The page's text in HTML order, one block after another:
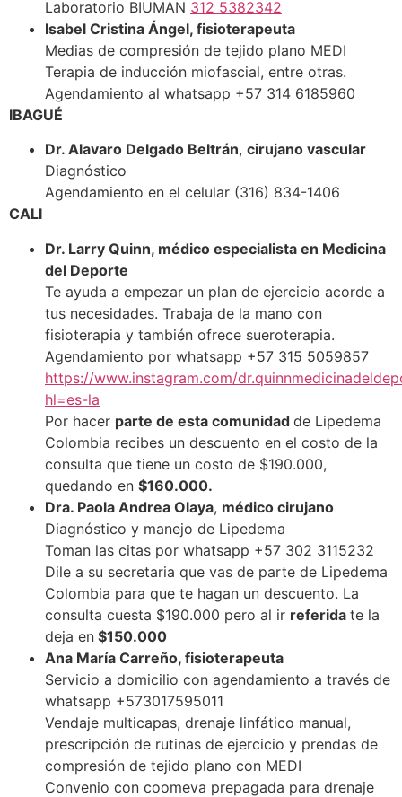
Laboratorio BIUMAN 312 5382342
Isabel Cristina Ángel, fisioterapeuta
Medias de compresión de tejido plano MEDI
Terapia de inducción miofascial, entre otras.
Agendamiento al whatsapp +57 314 6185960
IBAGUÉ
Dr. Alavaro Delgado Beltrán, cirujano vascular
Diagnóstico
Agendamiento en el celular (316) 834-1406
CALI
Dr. Larry Quinn, médico especialista en Medicina
del Deporte
Te ayuda a empezar un plan de ejercicio acorde a
tus necesidades. Trabaja de la mano con
fisioterapia y también ofrece sueroterapia.
Agendamiento por whatsapp +57 315 5059857
https://www.instagram.com/
hl=es-la
Por hacer parte de esta comunidad de Lipedema
Colombia recibes un descuento en el costo de la
consulta que tiene un costo de $190.000,
quedando en $160.000.
Dra. Paola Andrea Olaya, médico cirujano
Diagnóstico y manejo de Lipedema
Toman las citas por whatsapp +57 302 3115232
Dile a su secretaria que vas de parte de Lipedema
Colombia para que te hagan un descuento. La
consulta cuesta $190.000 pero al ir referida te la
deja en $150.000
Ana María Carreño, fisioterapeuta
Servicio a domicilio con agendamiento a través de
whatsapp +573017595011
Vendaje multicapas, drenaje linfático manual,
prescripción de rutinas de ejercicio y prendas de
compresión de tejido plano con MEDI
Convenio con coomeva prepagada para drenaje